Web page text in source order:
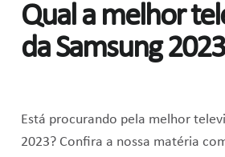
Qual a melhor
da Samsung
Está procurando pela melhor
2023? Confira a nossa matéria